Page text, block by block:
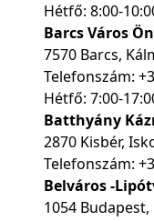
Hétfő: 8:00-
Barcs Város
7570 Barcs,
Telefonszám:
Hétfő: 7:00-
Batthyány
2870 Kisbér,
Telefonszám:
Belváros -
1054 Budapest,